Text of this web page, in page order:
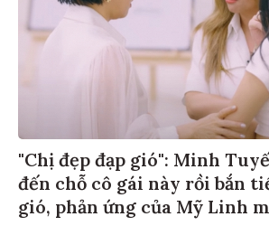
"Chị đẹp đạp gió": Minh
đến chỗ cô gái này rồi bắn
gió, phản ứng của Mỹ Linh